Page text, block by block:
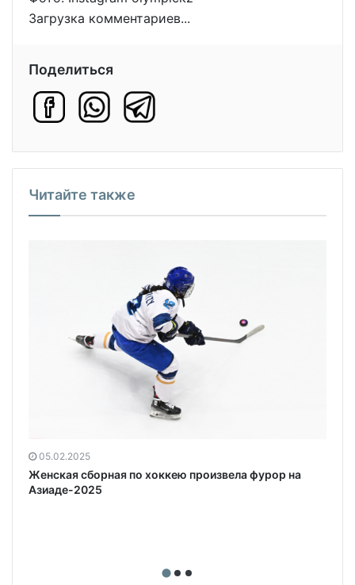
Загрузка комментариев...
Поделиться
Читайте также
05.02.2025
Женская сборная по хоккею произвела фурор на
Азиаде-2025